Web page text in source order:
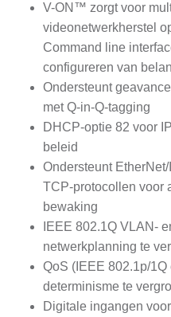
V-ON™ zorgt voor
videonetwerkherstel
Command line
configureren van
Ondersteunt
met Q-in-Q-tagging
DHCP-optie 82 voor
beleid
Ondersteunt
TCP-protocollen voor
bewaking
IEEE 802.1Q VLAN-
netwerkplanning te
QoS (IEEE 802.1p/
determinisme te
Digitale ingangen